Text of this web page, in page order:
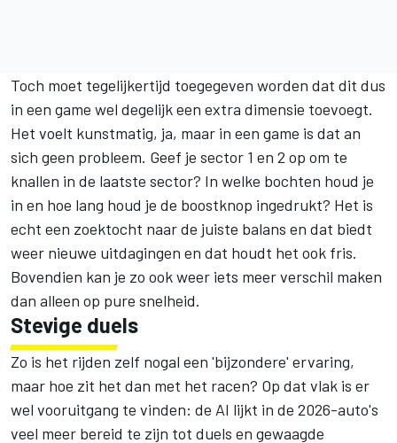
Toch moet tegelijkertijd toegegeven worden dat dit dus
in een game wel degelijk een extra dimensie toevoegt.
Het voelt kunstmatig, ja, maar in een game is dat an
sich geen probleem. Geef je sector 1 en 2 op om te
knallen in de laatste sector? In welke bochten houd je
in en hoe lang houd je de boostknop ingedrukt? Het is
echt een zoektocht naar de juiste balans en dat biedt
weer nieuwe uitdagingen en dat houdt het ook fris.
Bovendien kan je zo ook weer iets meer verschil maken
dan alleen op pure snelheid.
Stevige duels
Zo is het rijden zelf nogal een 'bijzondere' ervaring,
maar hoe zit het dan met het racen? Op dat vlak is er
wel vooruitgang te vinden: de AI lijkt in de 2026-auto's
veel meer bereid te zijn tot duels en gewaagde